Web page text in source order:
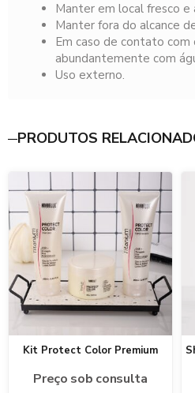
Manter em local fresco e
Manter fora do alcance
Em caso de contato com
abundantemente com
Uso externo.
PRODUTOS
Kit Protect Color Premium
Preço sob consulta